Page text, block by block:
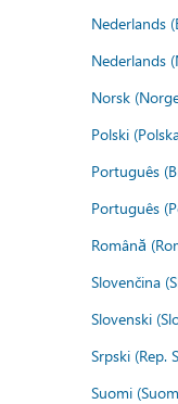
Nederlands
Nederlands
Norsk
Polski
Português
Português
Română
Slovenčina
Slovenski
Srpski (Rep.
Suomi